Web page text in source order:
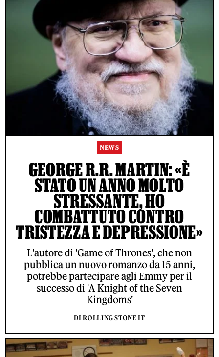
NEWS
GEORGE R.R. MARTIN: «È
STATO UN ANNO MOLTO
STRESSANTE, HO
COMBATTUTO CONTRO
TRISTEZZA E DEPRESSIONE»
L'autore di 'Game of Thrones', che non
pubblica un nuovo romanzo da 15 anni,
potrebbe partecipare agli Emmy per il
successo di 'A Knight of the Seven
Kingdoms'
DI ROLLING STONE IT